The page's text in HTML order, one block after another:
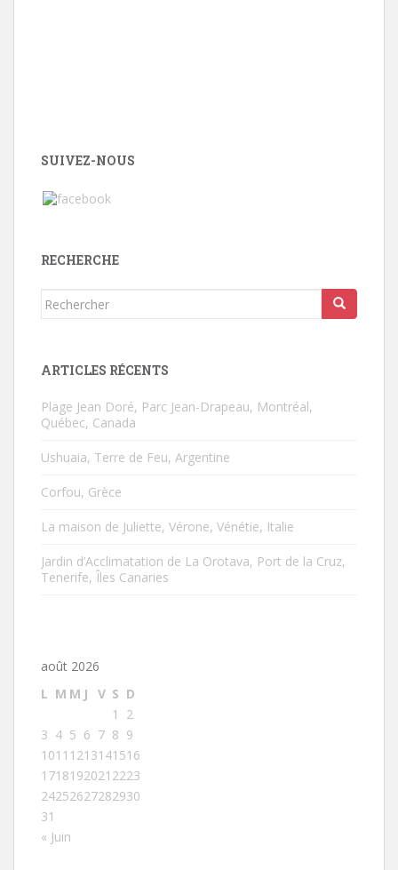
SUIVEZ-NOUS
RECHERCHE
Rechercher...
ARTICLES RÉCENTS
Plage Jean Doré, Parc Jean-Drapeau, Montréal,
Québec, Canada
Ushuaia, Terre de Feu, Argentine
Corfou, Grèce
La maison de Juliette, Vérone, Vénétie, Italie
Jardin d’Acclimatation de La Orotava, Port de la Cruz,
Tenerife, Îles Canaries
août 2026
L M M J V S D
1
2
3 4 5 6 7 8 9
1011 1213141516
1718192021 2223
24252627282930
31
« Juin